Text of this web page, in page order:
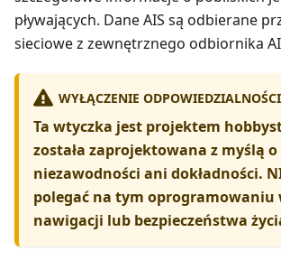
pływających. Dane AIS są odbierane
sieciowe z zewnętrznego odbiornika
WYŁĄCZENIE ODPOWIEDZIALNOŚCI
Ta wtyczka jest projektem
została zaprojektowana z myślą o
niezawodności ani dokładności.
polegać na tym oprogramowaniu
nawigacji lub bezpieczeństwa